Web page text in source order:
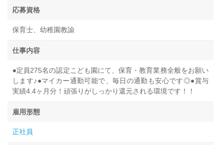
応募資格
保育士、幼稚園教諭
仕事内容
●定員275名の認定こども園にて、保育・教育業務全般をお願い
します♪●マイカー通勤可能で、毎日の通勤も安心です◎●賞与
実績4.4ヶ月分！頑張りがしっかり還元される環境です！！
雇用形態
正社員